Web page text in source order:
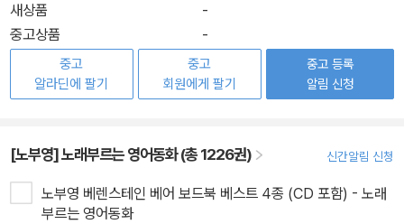
새상품
-
중고상품
-
중고
알라딘에 팔기
중고
회원에게 팔기
중고 등록
알림 신청
[노부영] 노래부르는 영어동화 (총 1226권) 신간알림 신청
노부영 베렌스테인 베어 보드북 베스트 4종 (CD 포함) - 노래
부르는 영어동화